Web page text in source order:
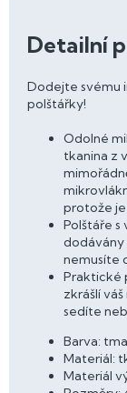
Detailní
Dodejte svému
polštářky!
Odolné
tkanina z
protože je
Polštáře s
dodávány
nemusíte
Praktické
zkrášlí
sedíte
Barva:
Materiál:
Materiál